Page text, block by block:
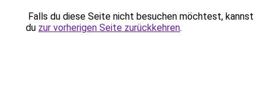
Falls du diese Seite nicht besuchen möchtest, kannst
du zur vorherigen Seite zurückkehren.